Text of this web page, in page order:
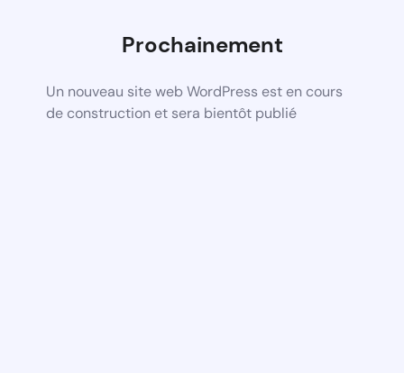
Prochainement
Un nouveau site web WordPress est en cours
de construction et sera bientôt publié